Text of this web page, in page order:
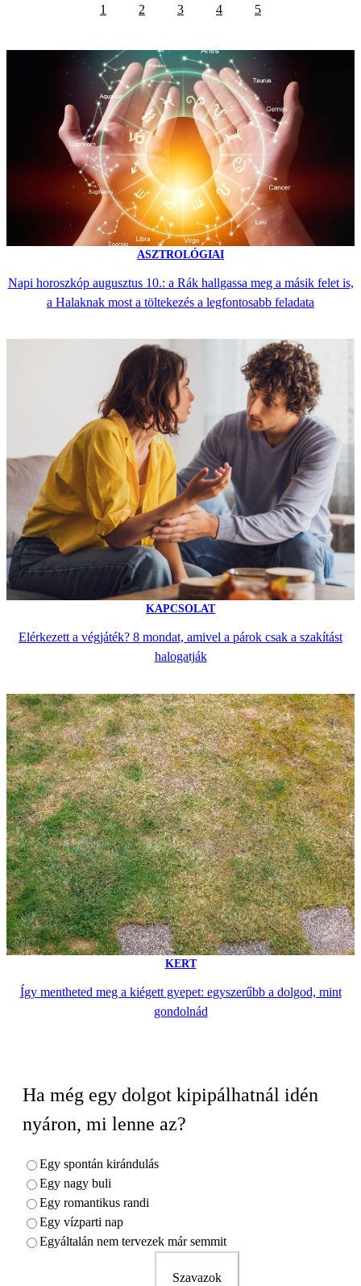
1 2 3 4 5
ASZTROLÓGIAI
Napi horoszkóp augusztus 10.: a Rák hallgassa meg a másik felet is,
a Halaknak most a töltekezés a legfontosabb feladata
KAPCSOLAT
Elérkezett a végjáték? 8 mondat, amivel a párok csak a szakítást
halogatják
KERT
Így mentheted meg a kiégett gyepet: egyszerűbb a dolgod, mint
gondolnád
Ha még egy dolgot kipipálhatnál idén
nyáron, mi lenne az?
Egy spontán kirándulás
Egy nagy buli
Egy romantikus randi
Egy vízparti nap
Egyáltalán nem tervezek már semmit
Szavazok